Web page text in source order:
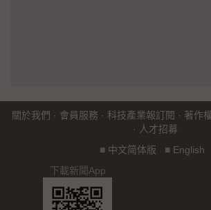
關於我們 · 會員服務 · 科技產業報訂閱 · 著作
· 人才招募
■ 中文简体版 ■ English
下載新聞App